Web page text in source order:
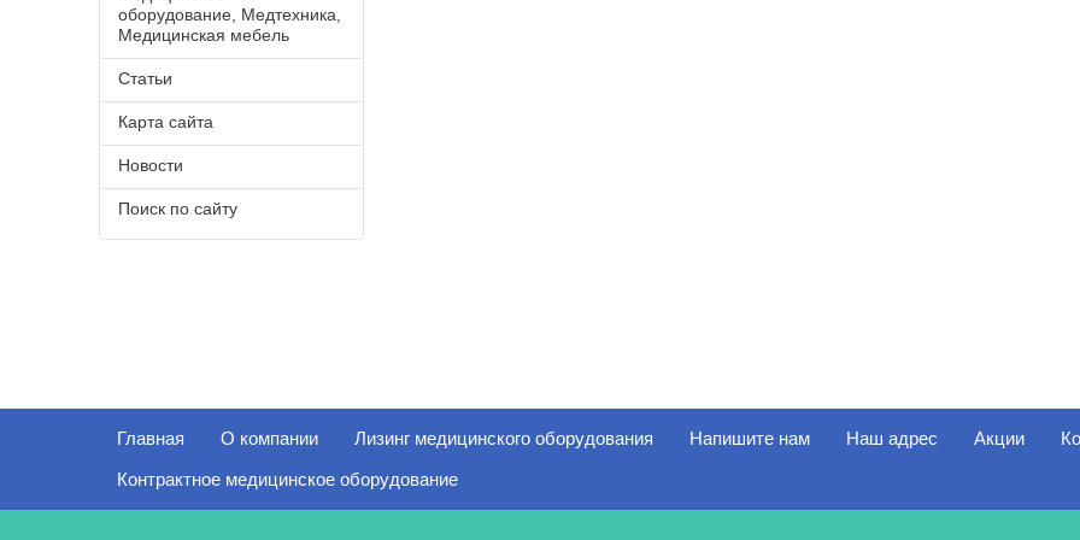
оборудование, Медтехника,
Медицинская мебель
Статьи
Карта сайта
Новости
Поиск по сайту
Главная О компании Лизинг медицинского оборудования Напишите нам Наш адрес Акции
Контрактное медицинское оборудование